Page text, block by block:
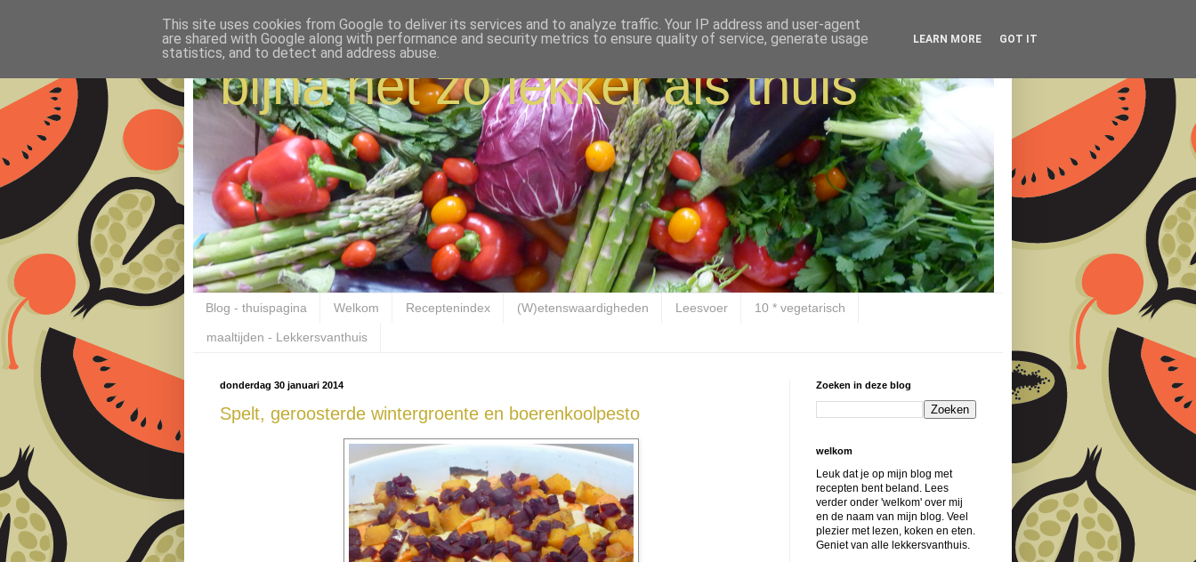
bijna net zo lekker als thuis
Blog - thuispagina Welkom Receptenindex (W)etenswaardigheden Leesvoer 10 * vegetarisch
maaltijden - Lekkersvanthuis
donderdag 30 januari 2014
Spelt, geroosterde wintergroente en boerenkoolpesto
Zoeken in deze blog
welkom
Leuk dat je op mijn blog met
recepten bent beland. Lees
verder onder 'welkom' over mij
en de naam van mijn blog. Veel
plezier met lezen, koken en eten.
Geniet van alle lekkersvanthuis.
This site uses cookies from Google to deliver its services and to analyze traffic. Your IP address and user-agent
are shared with Google along with performance and security metrics to ensure quality of service, generate usage
statistics, and to detect and address abuse.
LEARN MORE GOT IT